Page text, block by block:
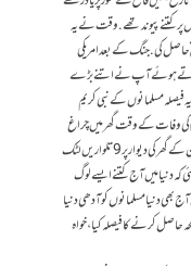
پر کتنے پیوند تھے. وقت نے یہ
حاصل کی. جنگ کے بعد امریکی
ہوتے ہوئے آپ نے اتنے بڑے
فیصلہ مسلمانوں کے نبی کریم
وفات کے وقت گھر میں چراغ
جلانے کے لیے تیل خریدنے کے پیسے نہیں تھے، اس وقت ان کے گھر کی دیوار پر 9 تلواریں لٹک
کہ دنیا میں آج کتنے ایسے لوگ
دنیا مسلمانوں کو آدھی دنیا
کرنے کا فیصلہ کیا، خواہ